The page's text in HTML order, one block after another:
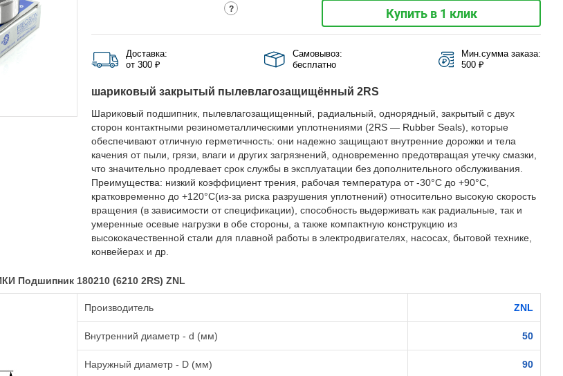
? Купить в 1 клик
Доставка:
от 300 ₽
Самовывоз:
бесплатно
Мин.сумма заказа:
500 ₽
шариковый закрытый пылевлагозащищённый 2RS
Шариковый подшипник, пылевлагозащищенный, радиальный, однорядный, закрытый с двух
сторон контактными резинометаллическими уплотнениями (2RS — Rubber Seals), которые
обеспечивают отличную герметичность: они надежно защищают внутренние дорожки и тела
качения от пыли, грязи, влаги и других загрязнений, одновременно предотвращая утечку смазки,
что значительно продлевает срок службы в эксплуатации без дополнительного обслуживания.
Преимущества: низкий коэффициент трения, рабочая температура от -30°C до +90°C,
кратковременно до +120°C(из-за риска разрушения уплотнений) относительно высокую скорость
вращения (в зависимости от спецификации), способность выдерживать как радиальные, так и
умеренные осевые нагрузки в обе стороны, а также компактную конструкцию из
высококачественной стали для плавной работы в электродвигателях, насосах, бытовой технике,
конвейерах и др.
Подшипник 180210 (6210 2RS) ZNL
Производитель ZNL
Внутренний диаметр - d (мм) 50
Наружный диаметр - D (мм) 90